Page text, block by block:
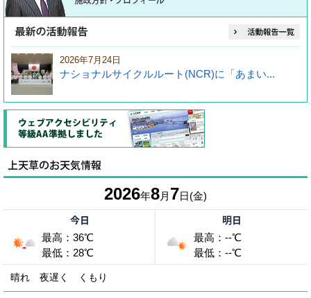
2026年7月24日
ナショナルサイクルルート(NCR)に「あまい...
2026年8月 7日(金)
最高：36℃
最低：28℃
最高：--℃
最低：--℃
晴れ 夜遅く くもり